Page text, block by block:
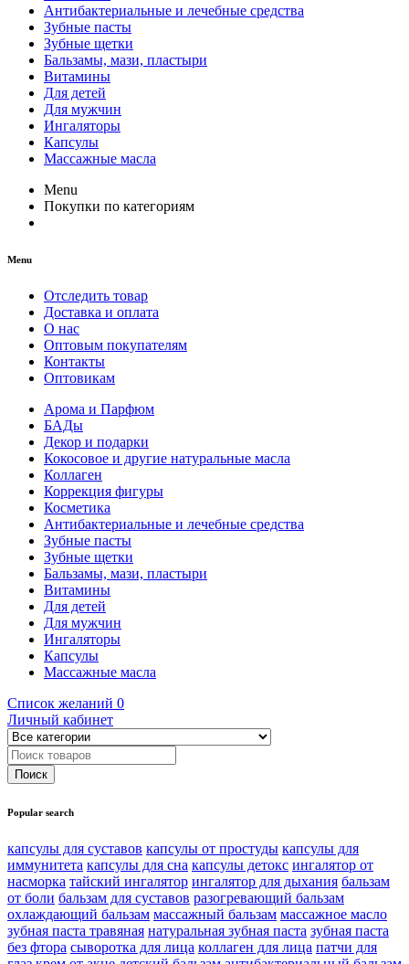
Антибактериальные и лечебные средства
Зубные пасты
Зубные щетки
Бальзамы, мази, пластыри
Витамины
Для детей
Для мужчин
Ингаляторы
Капсулы
Массажные масла
Menu
Покупки по категориям
Menu
Отследить товар
Доставка и оплата
О нас
Оптовым покупателям
Контакты
Оптовикам
Арома и Парфюм
БАДы
Декор и подарки
Кокосовое и другие натуральные масла
Коллаген
Коррекция фигуры
Косметика
Антибактериальные и лечебные средства
Зубные пасты
Зубные щетки
Бальзамы, мази, пластыри
Витамины
Для детей
Для мужчин
Ингаляторы
Капсулы
Массажные масла
Список желаний 0
Личный кабинет
Popular search
капсулы для суставов капсулы от простуды капсулы для
иммунитета капсулы для сна капсулы детокс ингалятор от
насморка тайский ингалятор ингалятор для дыхания бальзам
от боли бальзам для суставов разогревающий бальзам
охлаждающий бальзам массажный бальзам массажное масло
зубная паста травяная натуральная зубная паста зубная паста
без фтора сыворотка для лица коллаген для лица патчи для